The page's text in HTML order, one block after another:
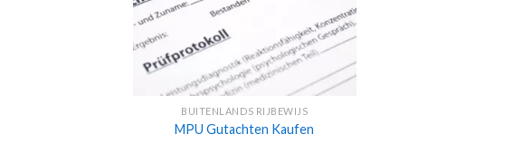
BUITENLANDS RIJBEWIJS
MPU Gutachten Kaufen